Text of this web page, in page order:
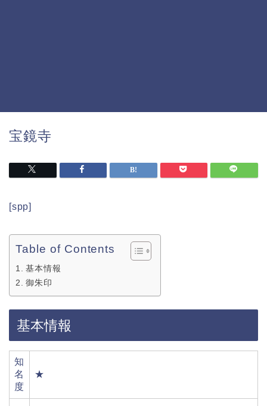
宝鏡寺
[spp]
Table of Contents
基本情報
御朱印
基本情報
知
名
度
★